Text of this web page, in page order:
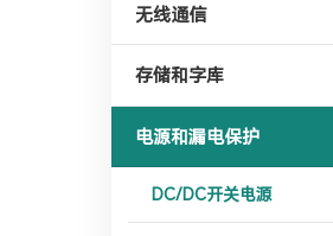
无线通信
存储和字库
电源和漏电保护
DC/DC开关电源